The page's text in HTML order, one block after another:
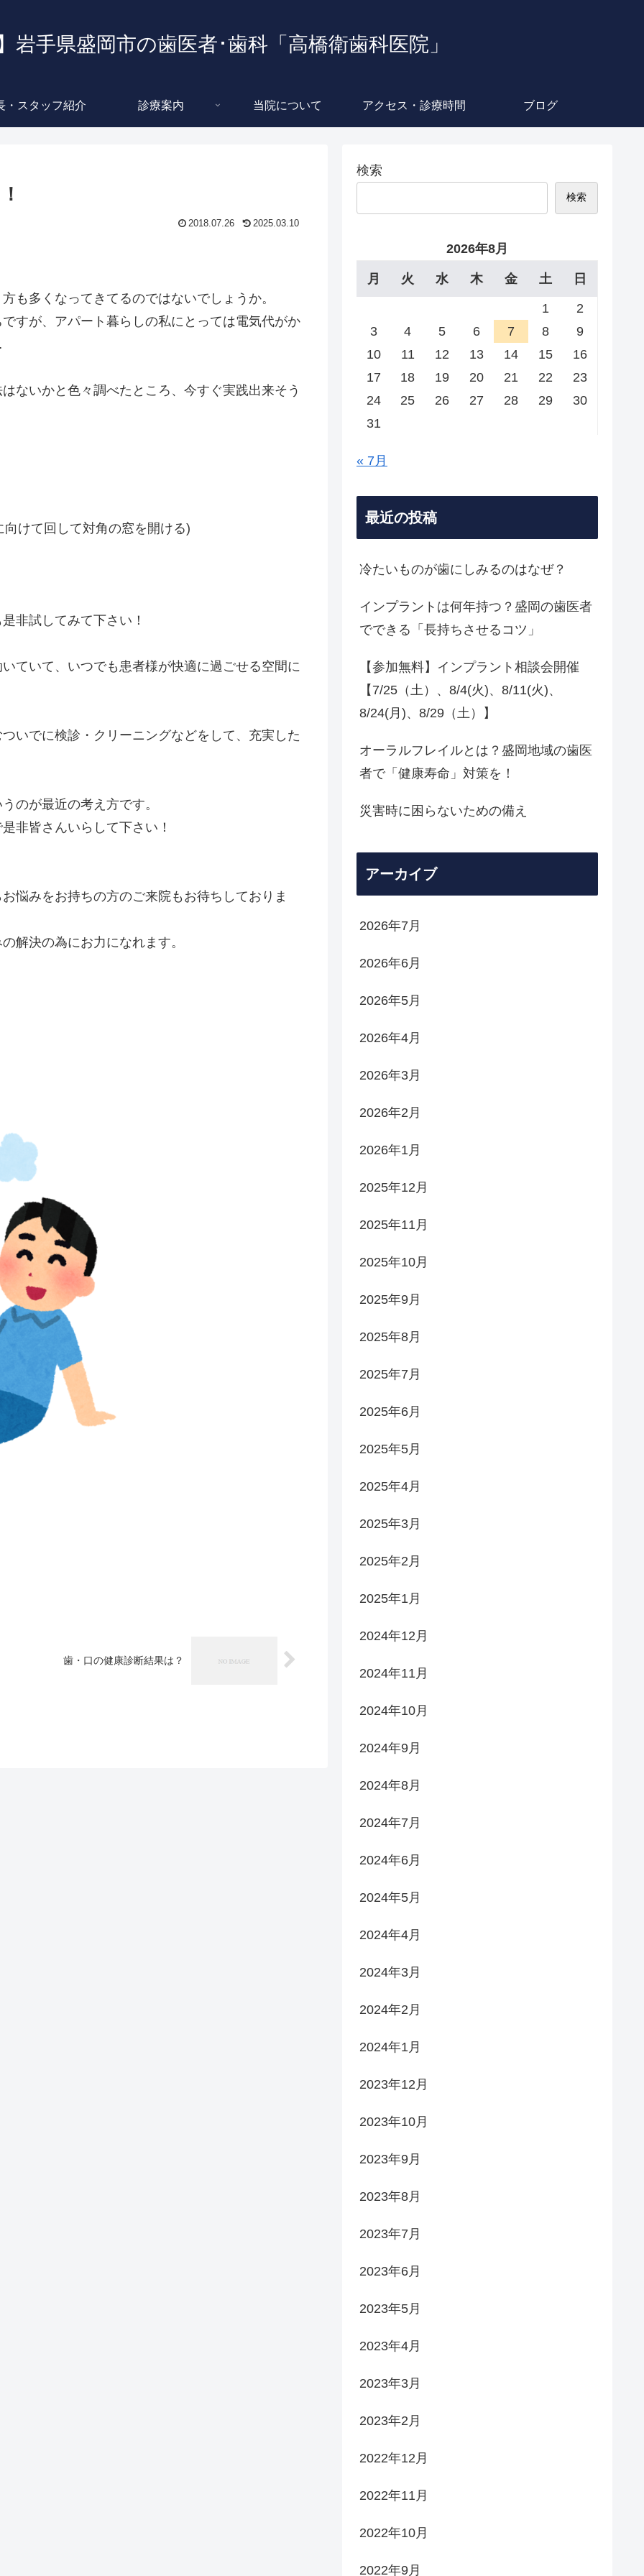
岩手県盛岡市の歯医者･歯科「高橋衛歯科医院」
・スタッフ紹介 診療案内 当院について アクセス・診療時間 ブログ
2018.07.26 2025.03.10
も多くなってきてるのではないでしょうか。
すが、アパート暮らしの私にとっては電気代がか
ないかと色々調べたところ、今すぐ実践出来そう
けて回して対角の窓を開ける)
非試してみて下さい！
ていて、いつでも患者様が快適に過ごせる空間に
いでに検診・クリーニングなどをして、充実した
のが最近の考え方です。
非皆さんいらして下さい！
悩みをお持ちの方のご来院もお待ちしておりま
解決の為にお力になれます。
歯・口の健康診断結果は？
検索
検索
2026年8月
月 火 水 木 金 土 日
1
2
3
4 5 6 7 8
9
10
11 12 13 14 15
16
17
18 19 20 21 22
23
24
25 26 27 28 29
30
31
« 7月
最近の投稿
冷たいものが歯にしみるのはなぜ？
インプラントは何年持つ？盛岡の歯医者
でできる「長持ちさせるコツ」
【参加無料】インプラント相談会開催
【7/25（土）、8/4(火)、8/11(火)、
8/24(月)、8/29（土）】
オーラルフレイルとは？盛岡地域の歯医
者で「健康寿命」対策を！
災害時に困らないための備え
アーカイブ
2026年7月
2026年6月
2026年5月
2026年4月
2026年3月
2026年2月
2026年1月
2025年12月
2025年11月
2025年10月
2025年9月
2025年8月
2025年7月
2025年6月
2025年5月
2025年4月
2025年3月
2025年2月
2025年1月
2024年12月
2024年11月
2024年10月
2024年9月
2024年8月
2024年7月
2024年6月
2024年5月
2024年4月
2024年3月
2024年2月
2024年1月
2023年12月
2023年10月
2023年9月
2023年8月
2023年7月
2023年6月
2023年5月
2023年4月
2023年3月
2023年2月
2022年12月
2022年11月
2022年10月
2022年9月